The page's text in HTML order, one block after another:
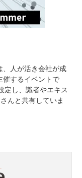
、人が活き会社が成
催するイベントで
定し、識者やエキス
んと共有していま